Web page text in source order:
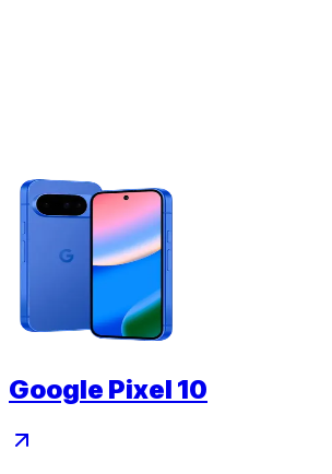
Google Pixel 10